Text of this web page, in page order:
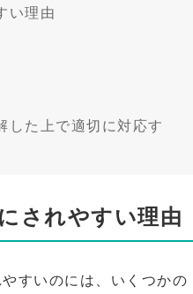
い理由
した上で適切に対応す
されやすい理由
すいのには、いくつかの